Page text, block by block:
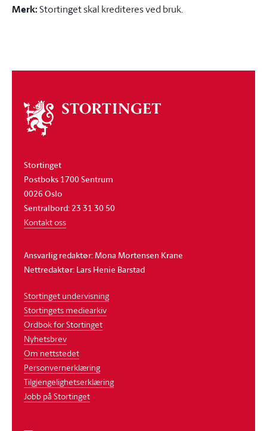
Merk:Stortinget skal krediteres ved bruk.
Om
stortinget
Stortinget
Postboks 1700 Sentrum
0026 Oslo
Sentralbord: 23 31 30 50
Kontakt oss
Ansvarlig redaktør: Mona Mortensen Krane
Nettredaktør: Lars Henie Barstad
Stortinget undervisning
Stortingets mediearkiv
Ordbok for Stortinget
Nyhetsbrev
Om nettstedet
Personvernerklæring
Tilgjengelighetserklæring
Jobb på Stortinget